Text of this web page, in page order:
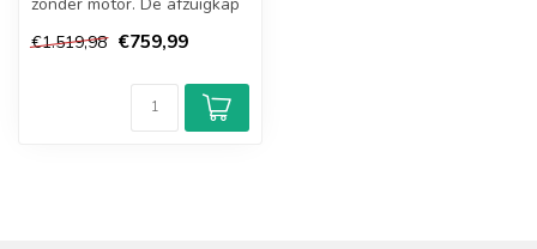
zij...
€1.519,98 €759,99